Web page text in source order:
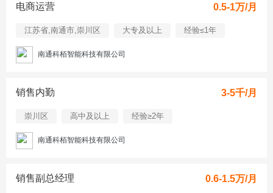
电商运营 0.5-1万/月
江苏省,南通市,崇川区 大专及以上 经验≤1年
南通科栢智能科技有限公司
销售内勤 3-5千/月
崇川区 高中及以上 经验≥2年
南通科栢智能科技有限公司
销售副总经理 0.6-1.5万/月